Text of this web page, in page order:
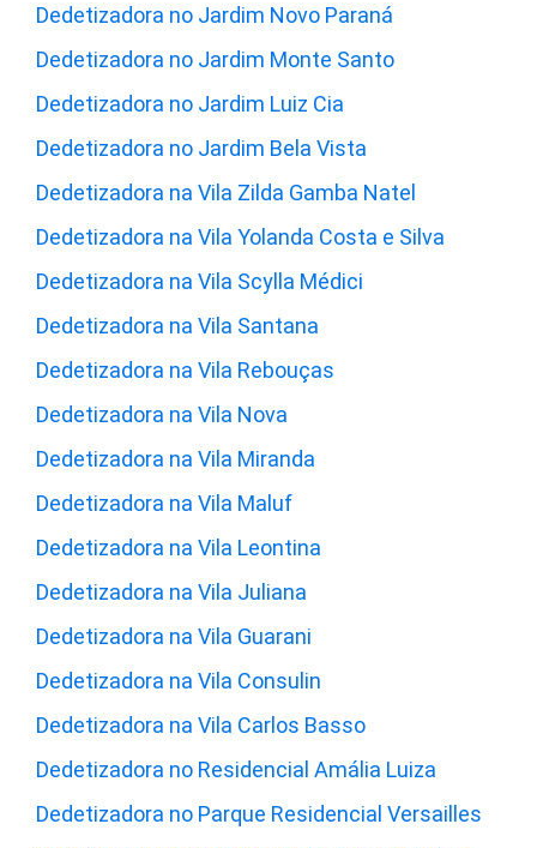
Dedetizadora no Jardim Novo Paraná
Dedetizadora no Jardim Monte Santo
Dedetizadora no Jardim Luiz Cia
Dedetizadora no Jardim Bela Vista
Dedetizadora na Vila Zilda Gamba Natel
Dedetizadora na Vila Yolanda Costa e Silva
Dedetizadora na Vila Scylla Médici
Dedetizadora na Vila Santana
Dedetizadora na Vila Rebouças
Dedetizadora na Vila Nova
Dedetizadora na Vila Miranda
Dedetizadora na Vila Maluf
Dedetizadora na Vila Leontina
Dedetizadora na Vila Juliana
Dedetizadora na Vila Guarani
Dedetizadora na Vila Consulin
Dedetizadora na Vila Carlos Basso
Dedetizadora no Residencial Amália Luiza
Dedetizadora no Parque Residencial Versailles